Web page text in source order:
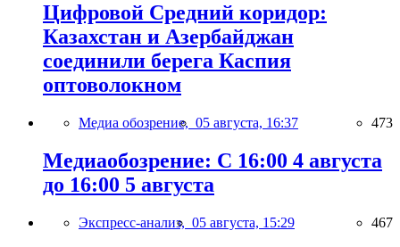
Цифровой Средний коридор:
Казахстан и Азербайджан
соединили берега Каспия
оптоволокном
Медиа обозрение, 05 августа, 16:37 473
Медиаобозрение: С 16:00 4 августа
до 16:00 5 августа
Экспресс-анализ, 05 августа, 15:29 467